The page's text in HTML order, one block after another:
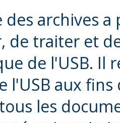
des archives
de traiter et
de l'USB. Il
l'USB aux
les